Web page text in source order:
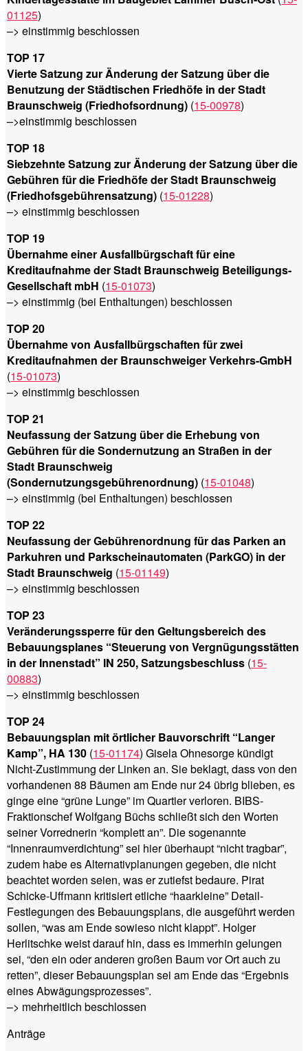
01125)
–> einstimmig beschlossen
TOP 17
Vierte Satzung zur Änderung der Satzung über die
Benutzung der Städtischen Friedhöfe in der Stadt
Braunschweig (Friedhofsordnung) (15-00978)
–>einstimmig beschlossen
TOP 18
Siebzehnte Satzung zur Änderung der Satzung über die
Gebühren für die Friedhöfe der Stadt Braunschweig
(Friedhofsgebührensatzung) (15-01228)
–> einstimmig beschlossen
TOP 19
Übernahme einer Ausfallbürgschaft für eine
Kreditaufnahme der Stadt Braunschweig Beteiligungs-
Gesellschaft mbH (15-01073)
–> einstimmig (bei Enthaltungen) beschlossen
TOP 20
Übernahme von Ausfallbürgschaften für zwei
Kreditaufnahmen der Braunschweiger Verkehrs-GmbH
(15-01073)
–> einstimmig beschlossen
TOP 21
Neufassung der Satzung über die Erhebung von
Gebühren für die Sondernutzung an Straßen in der
Stadt Braunschweig
(Sondernutzungsgebührenordnung) (15-01048)
–> einstimmig (bei Enthaltungen) beschlossen
TOP 22
Neufassung der Gebührenordnung für das Parken an
Parkuhren und Parkscheinautomaten (ParkGO) in der
Stadt Braunschweig (15-01149)
–> einstimmig beschlossen
TOP 23
Veränderungssperre für den Geltungsbereich des
Bebauungsplanes “Steuerung von Vergnügungsstätten
in der Innenstadt” IN 250, Satzungsbeschluss (15-
00883)
–> einstimmig beschlossen
TOP 24
Bebauungsplan mit örtlicher Bauvorschrift “Langer
Kamp”, HA 130 (15-01174) Gisela Ohnesorge kündigt
Nicht-Zustimmung der Linken an. Sie beklagt, dass von den
vorhandenen 88 Bäumen am Ende nur 24 übrig blieben, es
ginge eine “grüne Lunge” im Quartier verloren. BIBS-
Fraktionschef Wolfgang Büchs schließt sich den Worten
seiner Vorrednerin “komplett an”. Die sogenannte
“Innenraumverdichtung” sei hier überhaupt “nicht tragbar”,
zudem habe es Alternativplanungen gegeben, die nicht
beachtet worden seien, was er zutiefst bedaure. Pirat
Schicke-Uffmann kritisiert etliche “haarkleine” Detail-
Festlegungen des Bebauungsplans, die ausgeführt werden
sollen, “was am Ende sowieso nicht klappt”. Holger
Herlitschke weist darauf hin, dass es immerhin gelungen
sei, “den ein oder anderen großen Baum vor Ort auch zu
retten”, dieser Bebauungsplan sei am Ende das “Ergebnis
eines Abwägungsprozesses”.
–> mehrheitlich beschlossen
Anträge